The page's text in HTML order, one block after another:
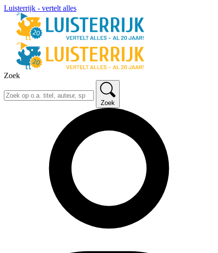
Luisterrijk - vertelt alles
Zoek
Zoek